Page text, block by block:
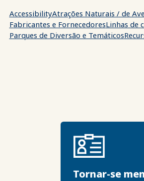
AccessibilityAtrações Naturais / de
Fabricantes e FornecedoresLinhas de
Parques de Diversão e Temáticos
Tornar-se